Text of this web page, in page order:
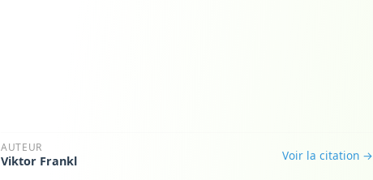
AUTEUR
Viktor Frankl Voir la citation →